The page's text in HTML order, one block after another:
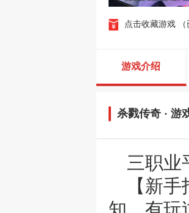
点击收藏游戏
游戏介绍
杀戮传奇 · 游
三职业
【新